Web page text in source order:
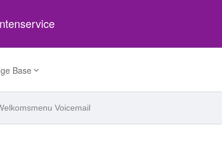
Base
Voicemail